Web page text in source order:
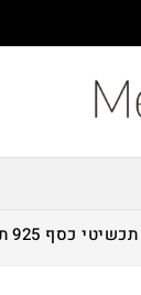
תכשיטי כסף 925